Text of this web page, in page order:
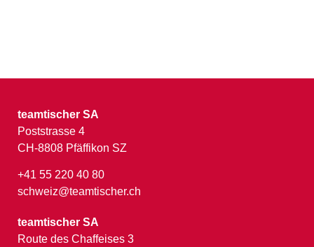
teamtischer SA
Poststrasse 4
CH-8808 Pfäffikon SZ
+41 55 220 40 80
schweiz@teamtischer.ch
teamtischer SA
Route des Chaffeises 3